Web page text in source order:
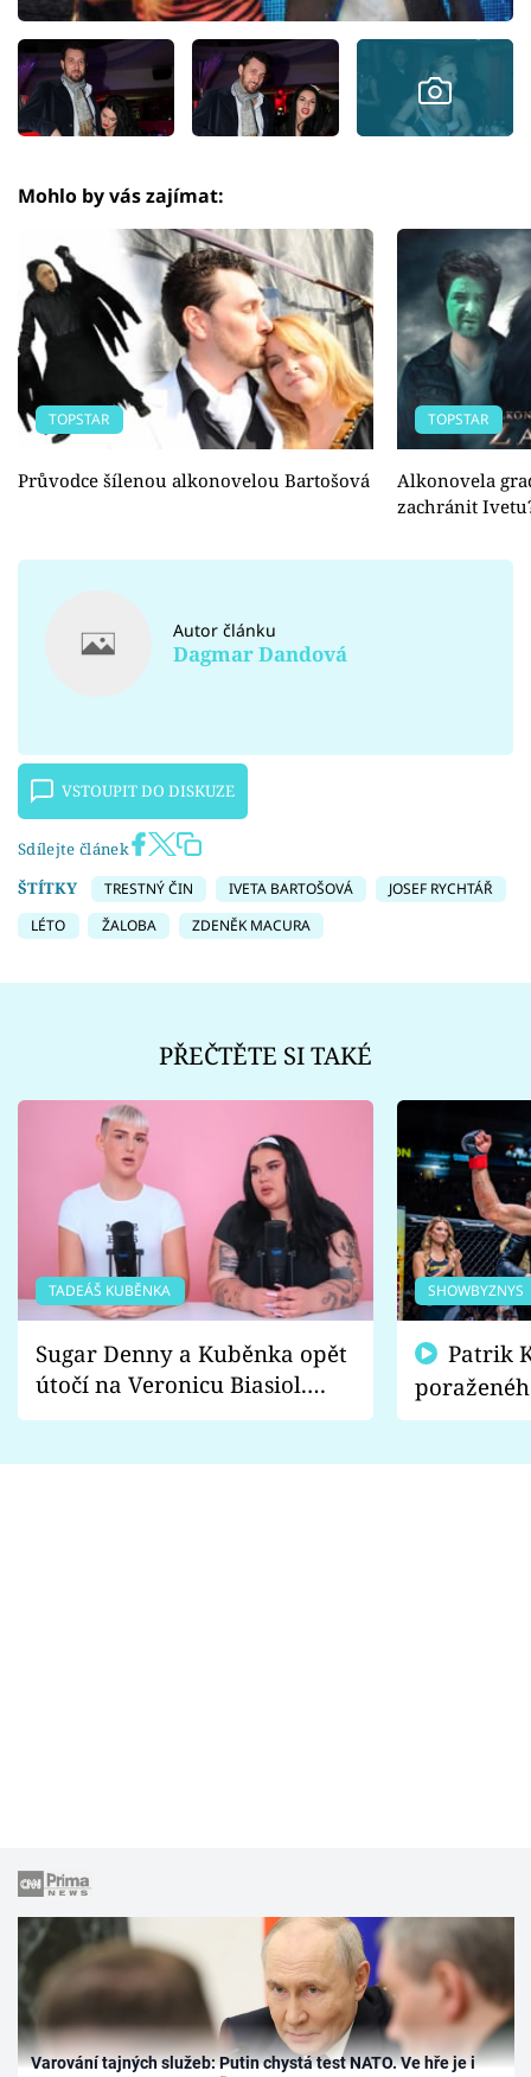
Mohlo by vás zajímat:
TOPSTAR
Průvodce šílenou alkonovelou Bartošová
TOPSTAR
Alkonovela
zachránit
Autor článku
Dagmar Dandová
VSTOUPIT DO DISKUZE
Sdílejte článek
ŠTÍTKY
TRESTNÝ ČIN IVETA BARTOŠOVÁ
JOSEF RYCHTÁŘ
LÉTO
ŽALOBA ZDENĚK MACURA
PŘEČTĚTE SI TAKÉ
TADEÁŠ KUBĚNKA
Sugar Denny a Kuběnka opět
útočí na Veronicu Biasiol.
Proč je podle nich falešná a
SHOWBYZNYS
fanoušci
Varování tajných služeb: Putin chystá test NATO. Ve hře je i